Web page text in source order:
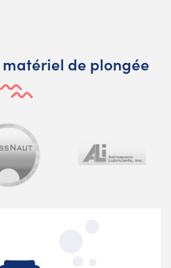
matériel de plongée